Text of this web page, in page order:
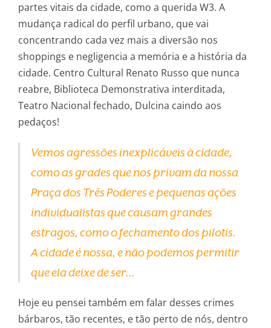
partes vitais da cidade, como a querida W3. A
mudança radical do perfil urbano, que vai
concentrando cada vez mais a diversão nos
shoppings e negligencia a memória e a história da
cidade. Centro Cultural Renato Russo que nunca
reabre, Biblioteca Demonstrativa interditada,
Teatro Nacional fechado, Dulcina caindo aos
pedaços!
Vemos agressões inexplicáveis à cidade,
como as grades que nos privam da nossa
Praça dos Três Poderes e pequenas ações
individualistas que causam grandes
estragos, como o fechamento dos pilotis.
A cidade é nossa, e não podemos permitir
que ela deixe de ser…
Hoje eu pensei também em falar desses crimes
bárbaros, tão recentes, e tão perto de nós, dentro